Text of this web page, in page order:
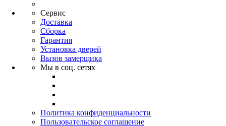
Сервис
Доставка
Сборка
Гарантия
Установка дверей
Вызов замерщика
Мы в соц. сетях
Политика конфиденциальности
Пользовательское соглашение